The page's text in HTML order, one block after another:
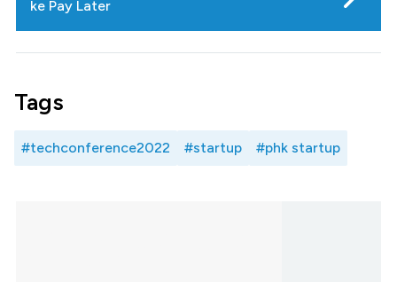
ke Pay Later
Tags
#techconference2022 #startup #phk startup